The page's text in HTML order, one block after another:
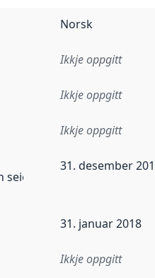
Norsk
Ikkje oppgitt
Ikkje oppgitt
Ikkje oppgitt
seier når dataa i dette
31. desember
31. januar 2018
Ikkje oppgitt